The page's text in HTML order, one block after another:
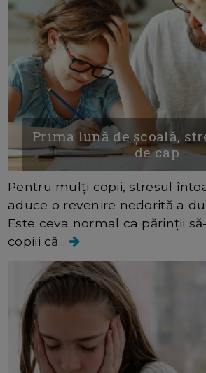
Prima lună de școală,
de cap
Pentru mulți copii, stresul
aduce o revenire nedorită a
Este ceva normal ca părinții
copiii că...